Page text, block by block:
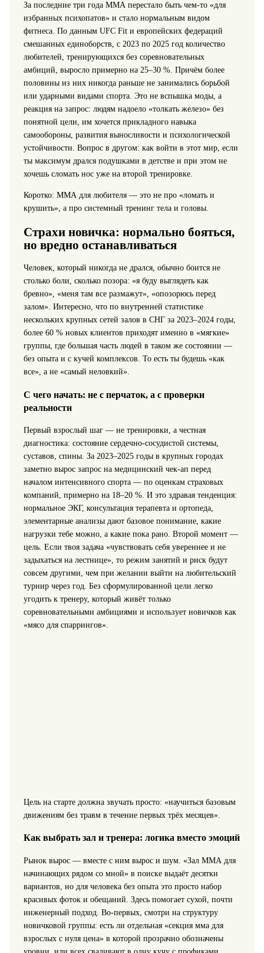
За последние три года ММА перестало быть чем‑то «для
избранных психопатов» и стало нормальным видом
фитнеса. По данным UFC Fit и европейских федераций
смешанных единоборств, с 2023 по 2025 год количество
любителей, тренирующихся без соревновательных
амбиций, выросло примерно на 25–30 %. Причём более
половины из них никогда раньше не занимались борьбой
или ударными видами спорта. Это не вспышка моды, а
реакция на запрос: людям надоело «толкать железо» без
понятной цели, им хочется прикладного навыка
самообороны, развития выносливости и психологической
устойчивости. Вопрос в другом: как войти в этот мир, если
ты максимум дрался подушками в детстве и при этом не
хочешь сломать нос уже на второй тренировке.
Коротко: ММА для любителя — это не про «ломать и
крушить», а про системный тренинг тела и головы.
Страхи новичка: нормально бояться,
но вредно останавливаться
Человек, который никогда не дрался, обычно боится не
столько боли, сколько позора: «я буду выглядеть как
бревно», «меня там все размажут», «опозорюсь перед
залом». Интересно, что по внутренней статистике
нескольких крупных сетей залов в СНГ за 2023–2024 годы,
более 60 % новых клиентов приходят именно в «мягкие»
группы, где большая часть людей в таком же состоянии —
без опыта и с кучей комплексов. То есть ты будешь «как
все», а не «самый неловкий».
С чего начать: не с перчаток, а с проверки
реальности
Первый взрослый шаг — не тренировки, а честная
диагностика: состояние сердечно‑сосудистой системы,
суставов, спины. За 2023–2025 годы в крупных городах
заметно вырос запрос на медицинский чек‑ап перед
началом интенсивного спорта — по оценкам страховых
компаний, примерно на 18–20 %. И это здравая тенденция:
нормальное ЭКГ, консультация терапевта и ортопеда,
элементарные анализы дают базовое понимание, какие
нагрузки тебе можно, а какие пока рано. Второй момент —
цель. Если твоя задача «чувствовать себя увереннее и не
задыхаться на лестнице», то режим занятий и риск будут
совсем другими, чем при желании выйти на любительский
турнир через год. Без сформулированной цели легко
угодить к тренеру, который живёт только
соревновательными амбициями и использует новичков как
«мясо для спаррингов».
Цель на старте должна звучать просто: «научиться базовым
движениям без травм в течение первых трёх месяцев».
Как выбрать зал и тренера: логика вместо эмоций
Рынок вырос — вместе с ним вырос и шум. «Зал ММА для
начинающих рядом со мной» в поиске выдаёт десятки
вариантов, но для человека без опыта это просто набор
красивых фоток и обещаний. Здесь помогает сухой, почти
инженерный подход. Во‑первых, смотри на структуру
новичковой группы: есть ли отдельная «секция мма для
взрослых с нуля цена» в которой прозрачно обозначены